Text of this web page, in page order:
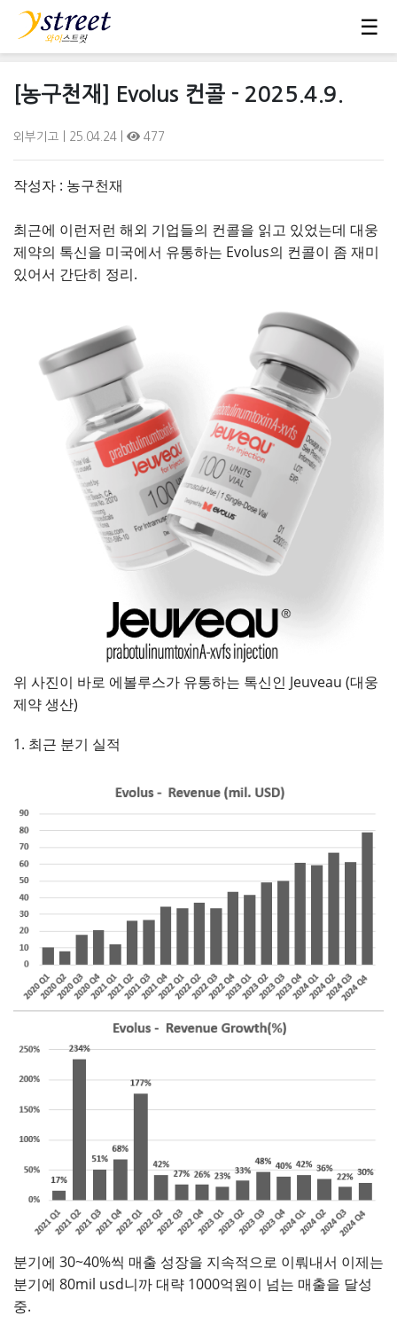
☰
[농구천재] Evolus 컨콜 - 2025.4.9.
외부기고 | 25.04.24 | 477
작성자 : 농구천재
최근에 이런저런 해외 기업들의 컨콜을 읽고 있었는데 대웅
제약의 톡신을 미국에서 유통하는 Evolus의 컨콜이 좀 재미
있어서 간단히 정리.
위 사진이 바로 에볼루스가 유통하는 톡신인 Jeuveau (대웅
제약 생산)
1. 최근 분기 실적
분기에 30~40%씩 매출 성장을 지속적으로 이뤄내서 이제는
분기에 80mil usd니까 대략 1000억원이 넘는 매출을 달성
중.